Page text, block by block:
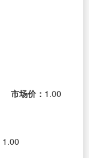
市场价： 1.00
1.00